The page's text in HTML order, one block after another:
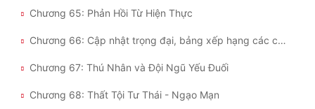
Chương 65: Phản Hồi Từ Hiện Thực
Chương 66: Cập nhật trọng đại, bảng xếp hạng các chủng tộc tối cường
Chương 67: Thú Nhân và Đội Ngũ Yếu Đuối
Chương 68: Thất Tội Tư Thái - Ngạo Mạn